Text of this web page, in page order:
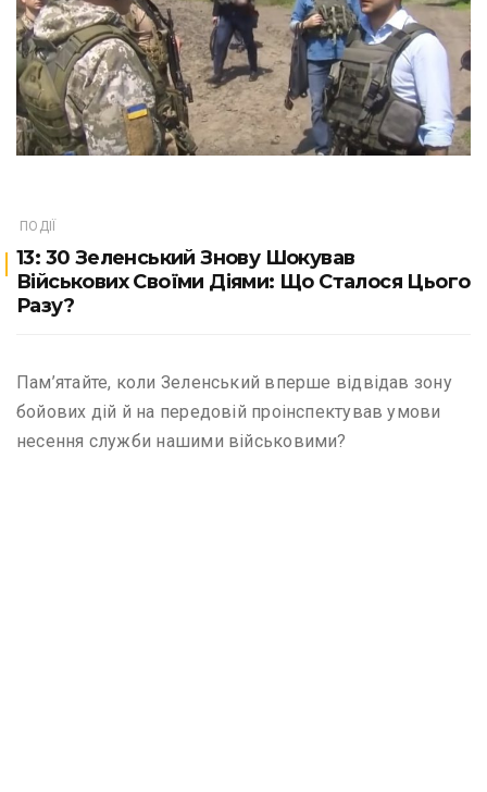
ПОДІЇ
13: 30 Зеленський Знову Шокував
Військових Своїми Діями: Що Сталося Цього
Разу?
Пам’ятайте, коли Зеленський вперше відвідав зону
бойових дій й на передовій проінспектував умови
несення служби нашими військовими?